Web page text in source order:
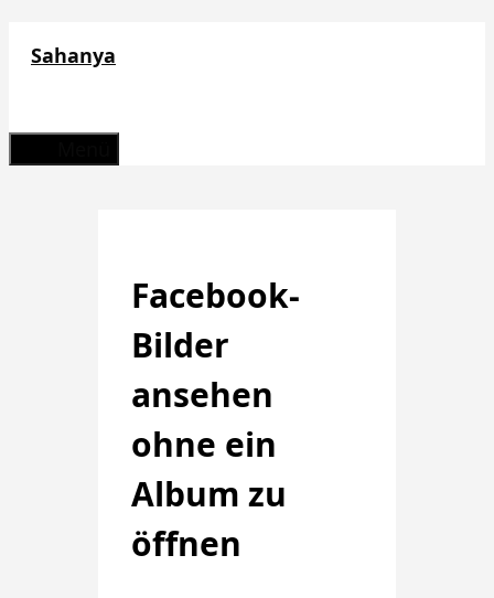
Sahanya
Facebook-
Bilder
ansehen
ohne ein
Album zu
öffnen